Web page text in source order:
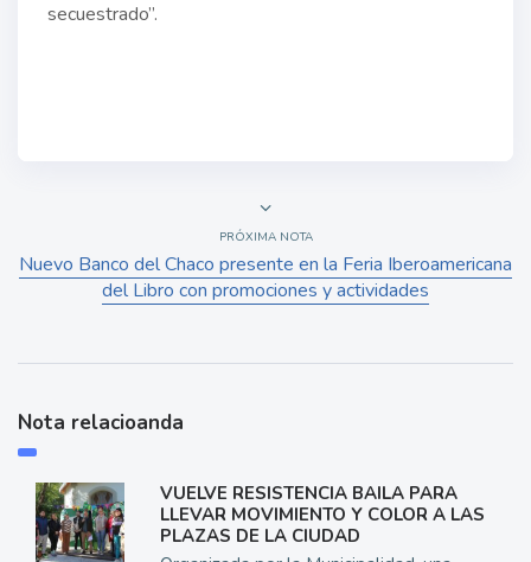
secuestrado”.
PRÓXIMA NOTA
Nuevo Banco del Chaco presente en la Feria Iberoamericana
del Libro con promociones y actividades
Nota relacioanda
VUELVE RESISTENCIA BAILA PARA
LLEVAR MOVIMIENTO Y COLOR A LAS
PLAZAS DE LA CIUDAD